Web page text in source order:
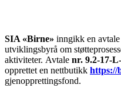
SIA «Birne» inngikk en
utviklingsbyrå om
aktiviteter. Avtale nr. 9.2-17-
opprettet en nettbutikk https://
gjenopprettingsfond.